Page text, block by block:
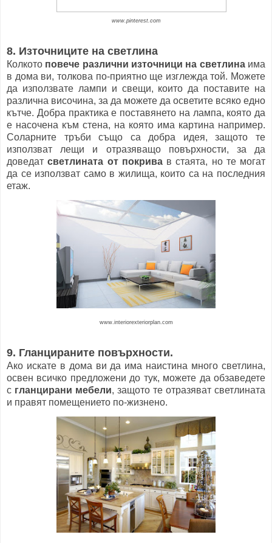
www.pinterest.com
8. Източниците на светлина
Колкото повече различни източници на светлинаима
в дома ви, толкова по-приятно ще изглежда той. Можете
да използвате лампи и свещи, които да поставите на
различна височина, за да можете да осветите всяко едно
кътче. Добра практика е поставянето на лампа, която да
е насочена към стена, на която има картина например.
Соларните тръби също са добра идея, защото те
използват лещи и отразяващо повърхности, за да
доведатсветлината от покривав стаята, но те могат
да се използват само в жилища, които са на последния
етаж.
www.interiorexteriorplan.com
9. Гланцираните повърхности.
Ако искате в дома ви да има наистина много светлина,
освен всичко предложени до тук, можете да обзаведете
с гланцирани мебели, защото те отразяват светлината
и правят помещението по-жизнено.